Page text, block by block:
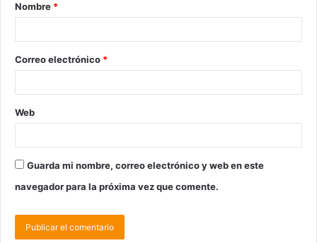
Nombre *
Correo electrónico *
Web
Guarda mi nombre, correo electrónico y web en este
navegador para la próxima vez que comente.